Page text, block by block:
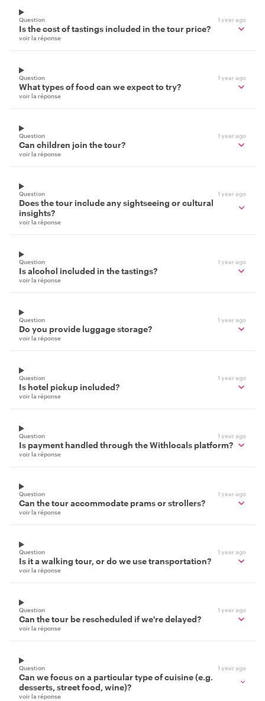
Question 1 year ago
Is the cost of tastings included in the tour price?
voir la réponse
Question 1 year ago
What types of food can we expect to try?
voir la réponse
Question 1 year ago
Can children join the tour?
voir la réponse
Question 1 year ago
Does the tour include any sightseeing or cultural
insights?
voir la réponse
Question 1 year ago
Is alcohol included in the tastings?
voir la réponse
Question 1 year ago
Do you provide luggage storage?
voir la réponse
Question 1 year ago
Is hotel pickup included?
voir la réponse
Question 1 year ago
Is payment handled through the Withlocals platform?
voir la réponse
Question 1 year ago
Can the tour accommodate prams or strollers?
voir la réponse
Question 1 year ago
Is it a walking tour, or do we use transportation?
voir la réponse
Question 1 year ago
Can the tour be rescheduled if we're delayed?
voir la réponse
Question 1 year ago
Can we focus on a particular type of cuisine (e.g.
desserts, street food, wine)?
voir la réponse